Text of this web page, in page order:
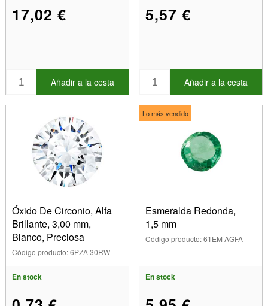
17,02 €
Añadir a la cesta
5,57 €
Añadir a la cesta
Óxido De Circonio, Alfa
Brillante, 3,00 mm,
Blanco, Preciosa
Código producto: 6PZA 30RW
En stock
Lo más vendido
Esmeralda Redonda,
1,5 mm
Código producto: 61EM AGFA
En stock